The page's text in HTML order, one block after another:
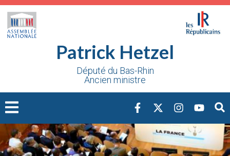
Patrick Hetzel
Député du Bas-Rhin
Ancien ministre
Cookies management panel